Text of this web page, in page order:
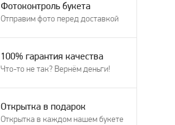
Фотоконтроль букета
Отправим фото перед доставкой
100% гарантия качества
Что-то не так? Вернём деньги!
Открытка в подарок
Открытка в каждом нашем букете